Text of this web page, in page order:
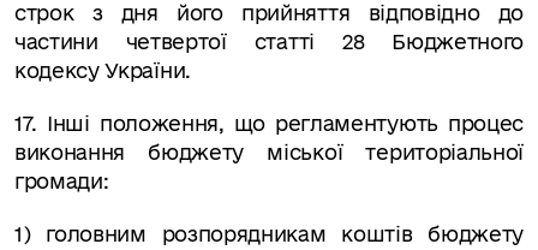
строк з дня його прийняття відповідно до
частини четвертої статті 28 Бюджетного
кодексу України.
17. Інші положення, що регламентують процес
виконання бюджету міської територіальної
громади:
1) головним розпорядникам коштів бюджету